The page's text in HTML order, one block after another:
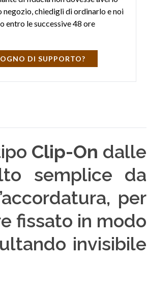
negozio, chiedigli di ordinarlo e noi
entro le successive 48 ore
DI SUPPORTO?
Clip-On dalle
semplice da
per
fissato in modo
invisibile